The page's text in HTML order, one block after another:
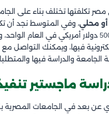
تكلفتها تختلف بناء على
أو محلي، وفي المتوسط نجد أن
تتراوح بين 4500 دولار أمريكي إلى 5000 دولار
فيها، ويمكنك
الجامعة والدراسة فيها
ماجستير
بعد في الجامعات المصرية